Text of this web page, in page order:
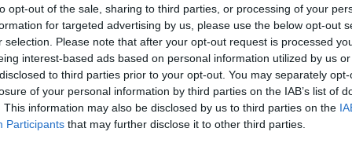
opt-out of the sale, sharing to third parties, or processing of your
for targeted advertising by us, please use the below opt-out
selection. Please note that after your opt-out request is processed
interest-based ads based on personal information utilized by us
to third parties prior to your opt-out. You may separately
of your personal information by third parties on the IAB’s list of
This information may also be disclosed by us to third parties on the
Participants that may further disclose it to other third parties.
filial tecnológica e inmobiliaria del Cádiz CF, que
la entrada en su accionariado del empresario
a través de su sociedad Sepsus Media Group,
ligeramente inferior al10%del capital de la
de recursos se destinará principalmente a
Arena , anteriormente conocido como
multiusos de deporte, tecnología y